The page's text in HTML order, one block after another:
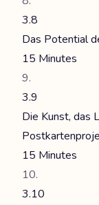
3.8
Das Potential
15 Minutes
3.9
Die Kunst, das
15 Minutes
3.10